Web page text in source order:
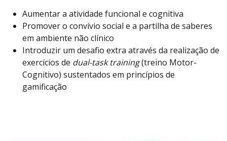
Aumentar a atividade funcional e cognitiva
Promover o convívio social e a partilha de saberes
em ambiente não clínico
Introduzir um desafio extra através da realização de
exercícios de dual-task training(treino Motor-
Cognitivo) sustentados em princípios de
gamificação